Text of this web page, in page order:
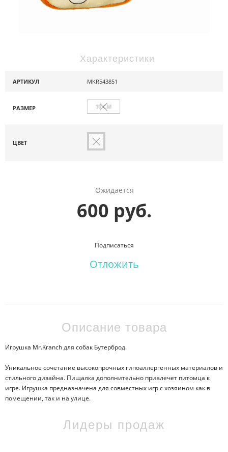
Характеристики
АРТИКУЛ MKR543851
РАЗМЕР 10 СМ
ЦВЕТ
Ожидается
600 руб.
Подписаться
Отложить
Описание товара
Игрушка Mr.Kranch для собак Бутерброд.
Уникальное сочетание высокопрочных гипоаллергенных материалов и
стильного дизайна. Пищалка дополнительно привлечет питомца к
игре. Игрушка предназначена для совместных игр с хозяином как в
помещении, так и на улице.
Лидеры продаж